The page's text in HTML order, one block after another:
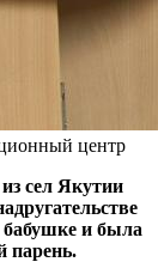
центр
сел Якутии
бабушке и была
парень.